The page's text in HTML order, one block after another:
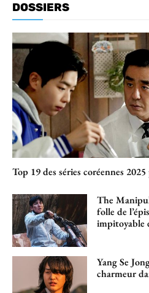
DOSSIERS
Top 19 des séries coréennes
The
folle de
impitoyable
Yang Se
charmeur